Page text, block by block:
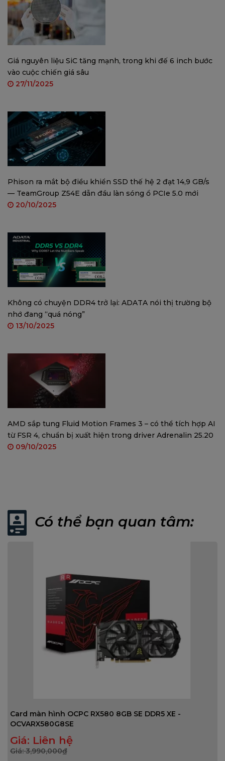
Giá nguyên liệu SiC tăng mạnh, trong khi đế 6 inch bước
vào cuộc chiến giá sâu
27/11/2025
Phison ra mắt bộ điều khiển SSD thế hệ 2 đạt 14,9 GB/s
— TeamGroup Z54E dẫn đầu làn sóng ổ PCIe 5.0 mới
20/10/2025
Không có chuyện DDR4 trở lại: ADATA nói thị trường bộ
nhớ đang “quá nóng”
13/10/2025
AMD sắp tung Fluid Motion Frames 3 – có thể tích hợp AI
từ FSR 4, chuẩn bị xuất hiện trong driver Adrenalin 25.20
09/10/2025
Có thể bạn quan tâm:
Card màn hình OCPC RX580 8GB SE DDR5 XE -
OCVARX580G8SE
Giá: Liên hệ
Giá:3,990,000₫